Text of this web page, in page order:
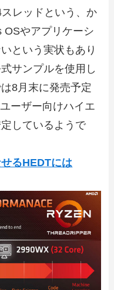
レッドという、か
OSやアプリケーシ
という実状もあり
サンプルを使用し
8月末に発売予定
ーザー向けハイエ
しているようで
るHEDTには